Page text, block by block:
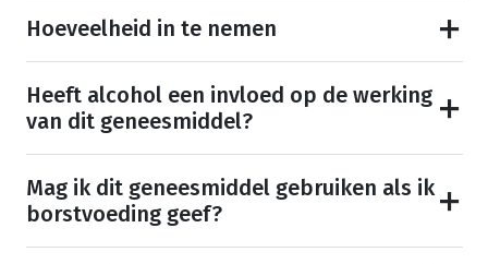
Hoeveelheid in te nemen
Heeft alcohol een invloed op de werking
van dit geneesmiddel?
Mag ik dit geneesmiddel gebruiken als ik
borstvoeding geef?